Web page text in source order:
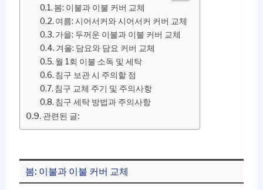
봄: 이불과 이불 커버 교체
여름: 시어서커와 시어서커 커버 교체
가을: 두꺼운 이불과 이불 커버 교체
겨울: 담요와 담요 커버 교체
월 1회 이불 소독 및 세탁
침구 보관 시 주의할 점
침구 교체 주기 및 주의사항
침구 세탁 방법과 주의사항
관련된 글:
봄: 이불과 이불 커버 교체